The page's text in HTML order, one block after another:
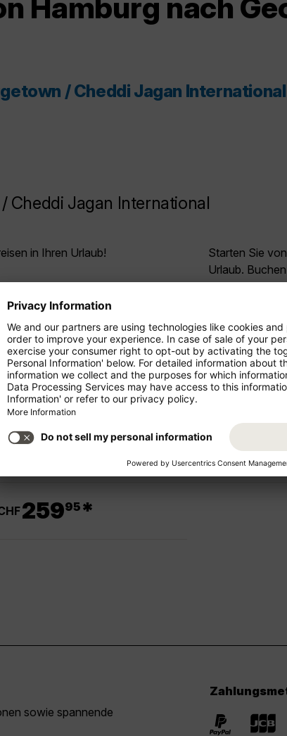
Hamburg nach
/ Cheddi Jagan
Cheddi Jagan International
in Ihren Urlaub!
die Kurz- und Mittelstrecke als
Starten Sie
Urlaub.
Jagan
interessieren
.
Montego
25995 *
sowie spannende